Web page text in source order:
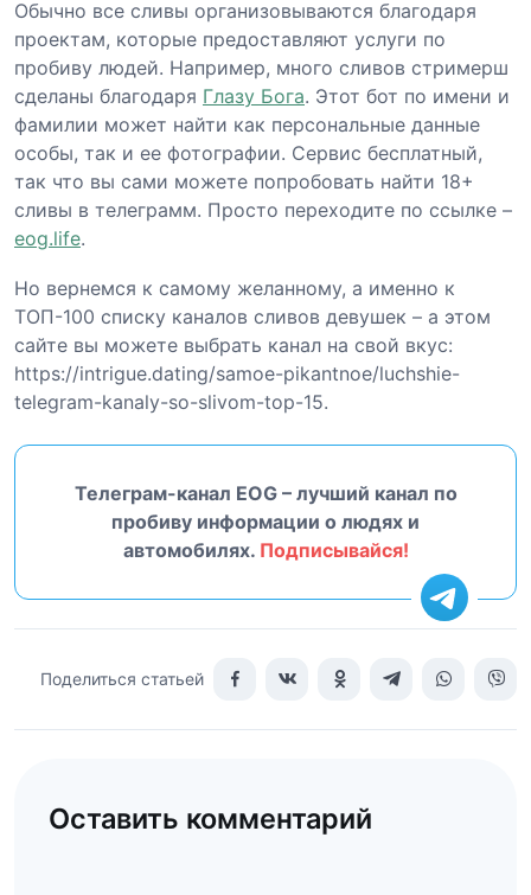
Обычно все сливы организовываются благодаря
проектам, которые предоставляют услуги по
пробиву людей. Например, много сливов стримерш
сделаны благодаря Глазу Бога. Этот бот по имени и
фамилии может найти как персональные данные
особы, так и ее фотографии. Сервис бесплатный,
так что вы сами можете попробовать найти 18+
сливы в телеграмм. Просто переходите по ссылке –
eog.life.
Но вернемся к самому желанному, а именно к
ТОП-100 списку каналов сливов девушек – а этом
сайте вы можете выбрать канал на свой вкус:
https://intrigue.dating/samoe-pikantnoe/luchshie-
telegram-kanaly-so-slivom-top-15.
Телеграм-канал EOG – лучший канал по
пробиву информации о людях и
автомобилях. Подписывайся!
Поделиться статьей
Оставить комментарий